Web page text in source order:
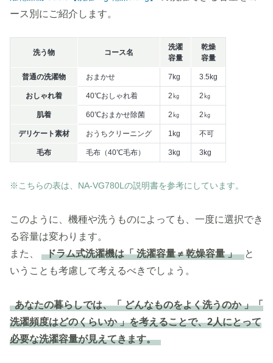
ース別にご紹介します。
洗う物 コース名
洗濯
容量
乾燥
容量
普通の洗濯物 おまかせ 7kg 3.5kg
おしゃれ着 40℃おしゃれ着 2㎏ 2㎏
肌着 60℃おまかせ除菌 2㎏ 2㎏
デリケート素材 おうちクリーニング 1kg 不可
毛布 毛布（40℃毛布） 3kg 3kg
※こちらの表は、NA-VG780Lの説明書を参考にしています。
このように、機種や洗うものによっても、一度に選択でき
る容量は変わります。
また、
ドラム式洗濯機は「 洗濯容量 ≠ 乾燥容量 」 と
いうことも考慮して考えるべきでしょう。
あなたの暮らしでは、「 どんなものをよく洗うのか 」「
洗濯頻度はどのくらいか 」を考えることで、2人にとって
必要な洗濯容量が見えてきます。